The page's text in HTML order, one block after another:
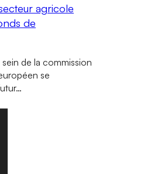
agricole
de
de la commission
se